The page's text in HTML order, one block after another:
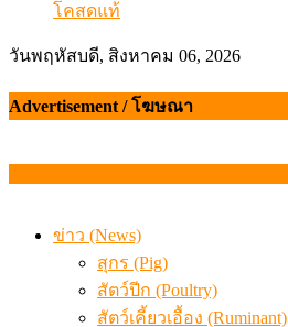
โคสดแท้
วันพฤหัสบดี, สิงหาคม 06, 2026
Advertisement / โฆษณา
ข่าว (News)
สุกร (Pig)
สัตว์ปีก (Poultry)
สัตว์เคี้ยวเอื้อง (Ruminant)